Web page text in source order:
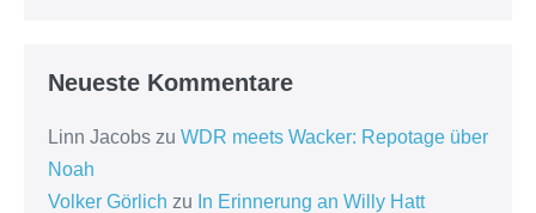
Neueste Kommentare
Linn Jacobs zu WDR meets Wacker: Repotage über
Noah
Volker Görlich zu In Erinnerung an Willy Hatt